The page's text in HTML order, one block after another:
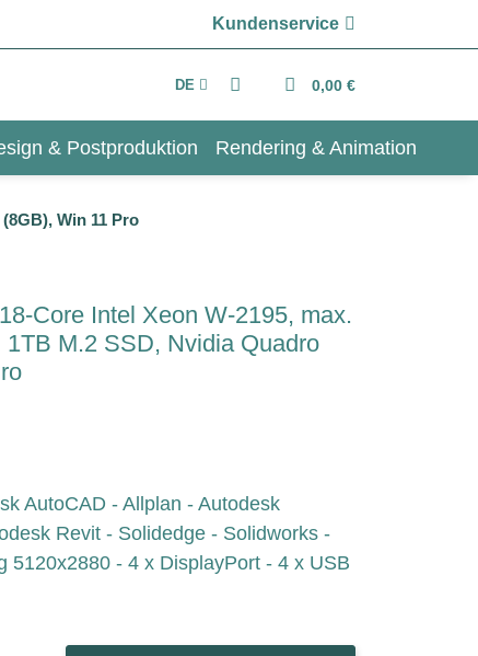
Kundenservice
DE 0,00 €
& Postproduktion Rendering & Animation
Win 11 Pro
Core Intel Xeon W-2195, max.
M.2 SSD, Nvidia Quadro
AutoCAD - Allplan - Autodesk
Revit - Solidedge - Solidworks -
5120x2880 - 4 x DisplayPort - 4 x USB